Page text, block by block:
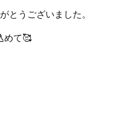
とうございました。
めて🥰